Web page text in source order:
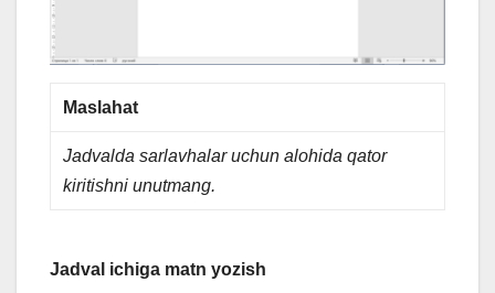
Maslahat
Jadvalda sarlavhalar uchun alohida qator
kiritishni unutmang.
Jadval ichiga matn yozish